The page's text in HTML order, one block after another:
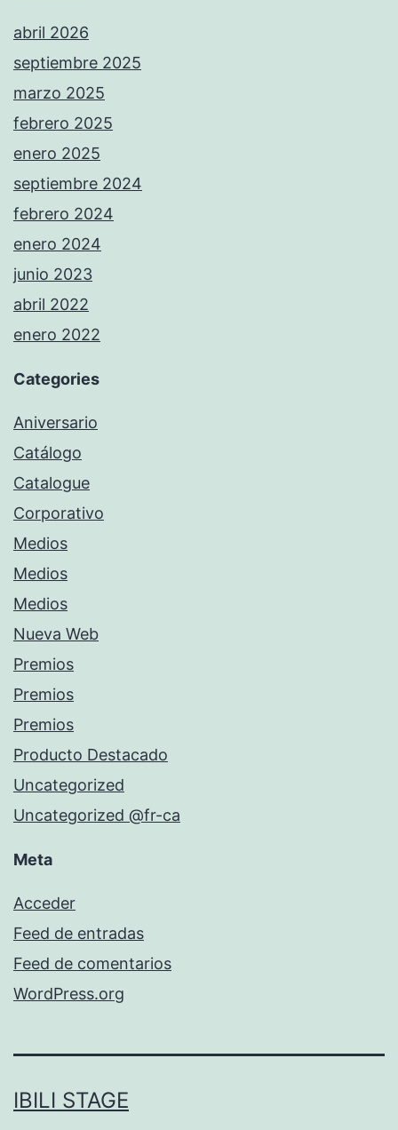
abril 2026
septiembre 2025
marzo 2025
febrero 2025
enero 2025
septiembre 2024
febrero 2024
enero 2024
junio 2023
abril 2022
enero 2022
Categories
Aniversario
Catálogo
Catalogue
Corporativo
Medios
Medios
Medios
Nueva Web
Premios
Premios
Premios
Producto Destacado
Uncategorized
Uncategorized @fr-ca
Meta
Acceder
Feed de entradas
Feed de comentarios
WordPress.org
IBILI STAGE